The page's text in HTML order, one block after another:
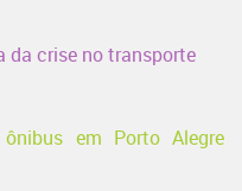
da crise no transporte
em Porto Alegre